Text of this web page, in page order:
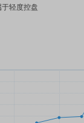
轻度控盘